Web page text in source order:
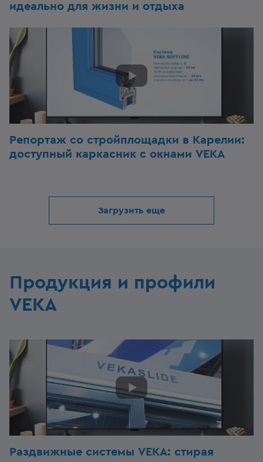
идеально для жизни и отдыха
Репортаж со стройплощадки в Карелии:
доступный каркасник с окнами VEKA
Загрузить еще
Продукция и профили
VEKA
Раздвижные системы VEKA: стирая